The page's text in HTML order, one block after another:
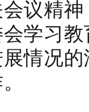
议精
学习
情况